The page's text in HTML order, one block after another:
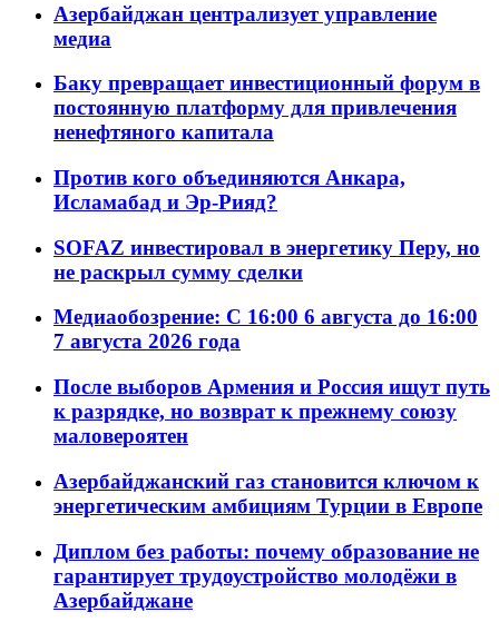
Азербайджан централизует управление
медиа
Баку превращает инвестиционный форум в
постоянную платформу для привлечения
ненефтяного капитала
Против кого объединяются Анкара,
Исламабад и Эр-Рияд?
SOFAZ инвестировал в энергетику Перу, но
не раскрыл сумму сделки
Медиаобозрение: С 16:00 6 августа до 16:00
7 августа 2026 года
После выборов Армения и Россия ищут путь
к разрядке, но возврат к прежнему союзу
маловероятен
Азербайджанский газ становится ключом к
энергетическим амбициям Турции в Европе
Диплом без работы: почему образование не
гарантирует трудоустройство молодёжи в
Азербайджане